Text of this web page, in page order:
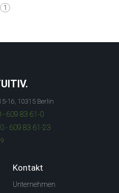
1
16, 10315 Berlin
- 609 83 61-0
- 609 83 61-23
Kontakt
Unternehmen